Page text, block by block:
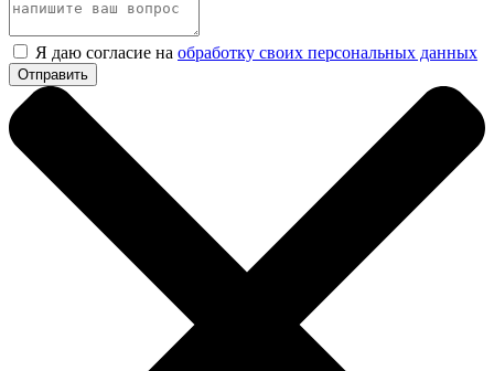
Я даю согласие на обработку своих персональных данных